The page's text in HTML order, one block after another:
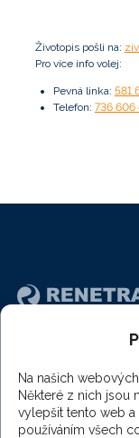
Na našich
Některé z nich jsou
vylepšit tento web a
používáním všech
Životopis pošli na:
Pro více info volej:
pevná linka: 581
telefon: 736 606
Kontakt
Kontaktní údaje